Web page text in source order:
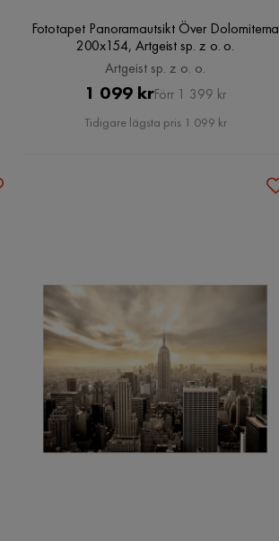
Fototapet Panoramautsikt Över Dolomiterna
200x154, Artgeist sp. z o. o.
Artgeist sp. z o. o.
Pris
1 099 krOriginal
Pris
Förr 1 399 kr
Tidigare lägsta pris 1 099 kr